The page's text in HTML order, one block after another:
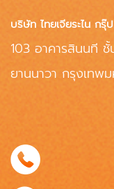
บริษัท ไทยเจียระไน กรุ๊
103 อาคารสินนที
ยานนาวา กรุงเทพ